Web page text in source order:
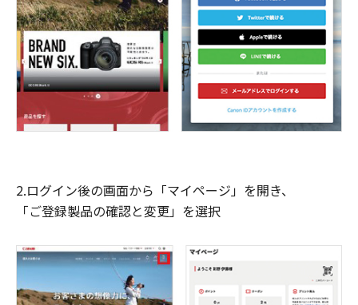
2.ログイン後の画面から「マイページ」を開き、
「ご登録製品の確認と変更」を選択